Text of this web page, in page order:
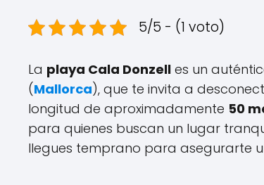
5/5 - (1 voto)
La playa Cala Donzell es un
(Mallorca), que te invita a
longitud de aproximadamente 50
para quienes buscan un lugar
llegues temprano para asegurarte